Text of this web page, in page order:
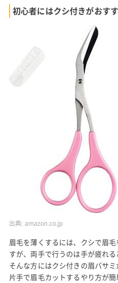
初心者にはクシ付きがおす
出典: amazon.co.jp
眉毛を薄くするには、クシで眉
すが、両手で行うのは手が疲れる
そんな方にはクシ付きの眉バサミ
片手で眉毛カットするやり方が